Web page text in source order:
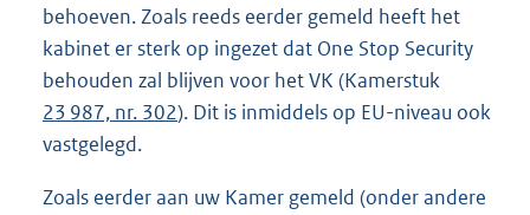
behoeven. Zoals reeds eerder gemeld heeft het
kabinet er sterk op ingezet dat One Stop Security
behouden zal blijven voor het VK (Kamerstuk
23 987, nr. 302). Dit is inmiddels op EU-niveau ook
vastgelegd.
Zoals eerder aan uw Kamer gemeld (onder andere